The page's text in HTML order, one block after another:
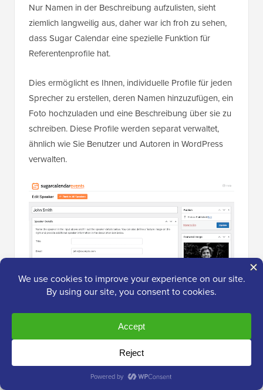
Nur Namen in der Beschreibung aufzulisten, sieht
ziemlich langweilig aus, daher war ich froh zu sehen,
dass Sugar Calendar eine spezielle Funktion für
Referentenprofile hat.
Dies ermöglicht es Ihnen, individuelle Profile für jeden
Sprecher zu erstellen, deren Namen hinzuzufügen, ein
Foto hochzuladen und eine Beschreibung über sie zu
schreiben. Diese Profile werden separat verwaltet,
ähnlich wie Sie Benutzer und Autoren in WordPress
verwalten.
Nachdem ich ein paar Test-Sprecherprofile erstellt
hatte, war es einfach, sie mit bestimmten
Veranstaltungen zu verknüpfen.
Damit war Sugar Calendar fertig und fügte den